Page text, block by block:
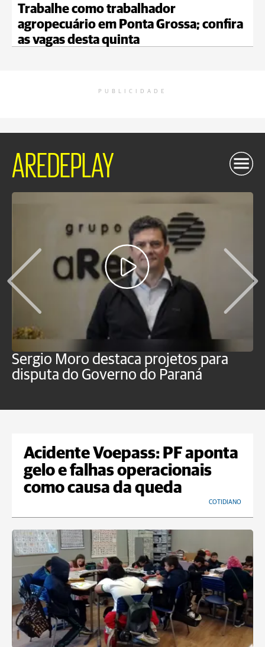
Trabalhe como trabalhador
agropecuário em Ponta Grossa; confira
as vagas desta quinta
PUBLICIDADE
AREDEPLAY
Sergio Moro destaca projetos para
disputa do Governo do Paraná
Acidente Voepass: PF aponta
gelo e falhas operacionais
como causa da queda
COTIDIANO